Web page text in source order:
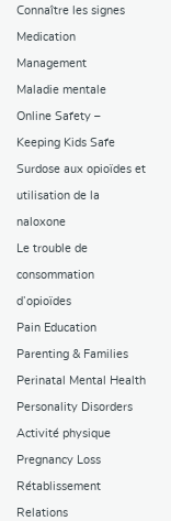
Connaître les signes
Medication
Management
Maladie mentale
Online Safety –
Keeping Kids Safe
Surdose aux opioïdes et
utilisation de la
naloxone
Le trouble de
consommation
d’opioïdes
Pain Education
Parenting & Families
Perinatal Mental Health
Personality Disorders
Activité physique
Pregnancy Loss
Rétablissement
Relations